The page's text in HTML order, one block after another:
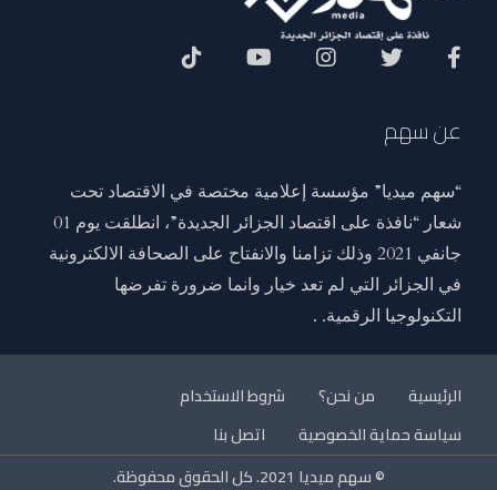
عن سهم
“سهم ميديا” مؤسسة إعلامية مختصة في الاقتصاد تحت
شعار “نافذة على اقتصاد الجزائر الجديدة”، انطلقت يوم 01
جانفي 2021 وذلك تزامنا والانفتاح على الصحافة الالكترونية
في الجزائر التي لم تعد خيار وانما ضرورة تفرضها
التكنولوجيا الرقمية. .
الرئيسية من نحن؟
شروط الاستخدام
سياسة حماية الخصوصية
اتصل بنا
© سهم ميديا 2021. كل الحقوق محفوظة.